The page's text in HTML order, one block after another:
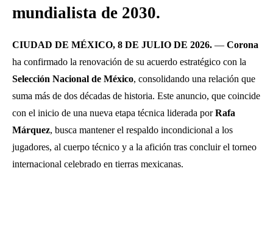
mundialista de 2030.
CIUDAD DE MÉXICO, 8 DE JULIO DE 2026. — Corona
ha confirmado la renovación de su acuerdo estratégico con la
Selección Nacional de México, consolidando una relación que
suma más de dos décadas de historia. Este anuncio, que coincide
con el inicio de una nueva etapa técnica liderada porRafa
Márquez, busca mantener el respaldo incondicional a los
jugadores, al cuerpo técnico y a la afición tras concluir el torneo
internacional celebrado en tierras mexicanas.